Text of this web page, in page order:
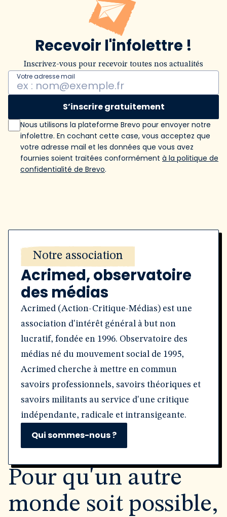
Recevoir l'infolettre !
Inscrivez-vous pour recevoir toutes nos actualités
Votre adresse mail
S’inscrire gratuitement
Nous utilisons la plateforme Brevo pour envoyer notre
infolettre. En cochant cette case, vous acceptez que
votre adresse mail et les données que vous avez
fournies soient traitées conformément à la politique de
confidentialité de Brevo.
Notre association
Acrimed, observatoire
des médias
Acrimed (Action-Critique-Médias) est une
association d'intérêt général à but non
lucratif, fondée en 1996. Observatoire des
médias né du mouvement social de 1995,
Acrimed cherche à mettre en commun
savoirs professionnels, savoirs théoriques et
savoirs militants au service d'une critique
indépendante, radicale et intransigeante.
Qui sommes-nous ?
Pour qu'un autre
monde soit possible,